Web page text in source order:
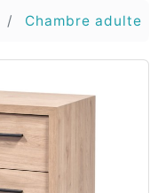
Chambre adulte